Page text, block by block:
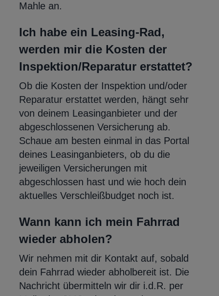
Mahle an.
Ich habe ein Leasing-Rad,
werden mir die Kosten der
Inspektion/Reparatur erstattet?
Ob die Kosten der Inspektion und/oder
Reparatur erstattet werden, hängt sehr
von deinem Leasinganbieter und der
abgeschlossenen Versicherung ab.
Schaue am besten einmal in das Portal
deines Leasinganbieters, ob du die
jeweiligen Versicherungen mit
abgeschlossen hast und wie hoch dein
aktuelles Verschleißbudget noch ist.
Wann kann ich mein Fahrrad
wieder abholen?
Wir nehmen mit dir Kontakt auf, sobald
dein Fahrrad wieder abholbereit ist. Die
Nachricht übermitteln wir dir i.d.R. per